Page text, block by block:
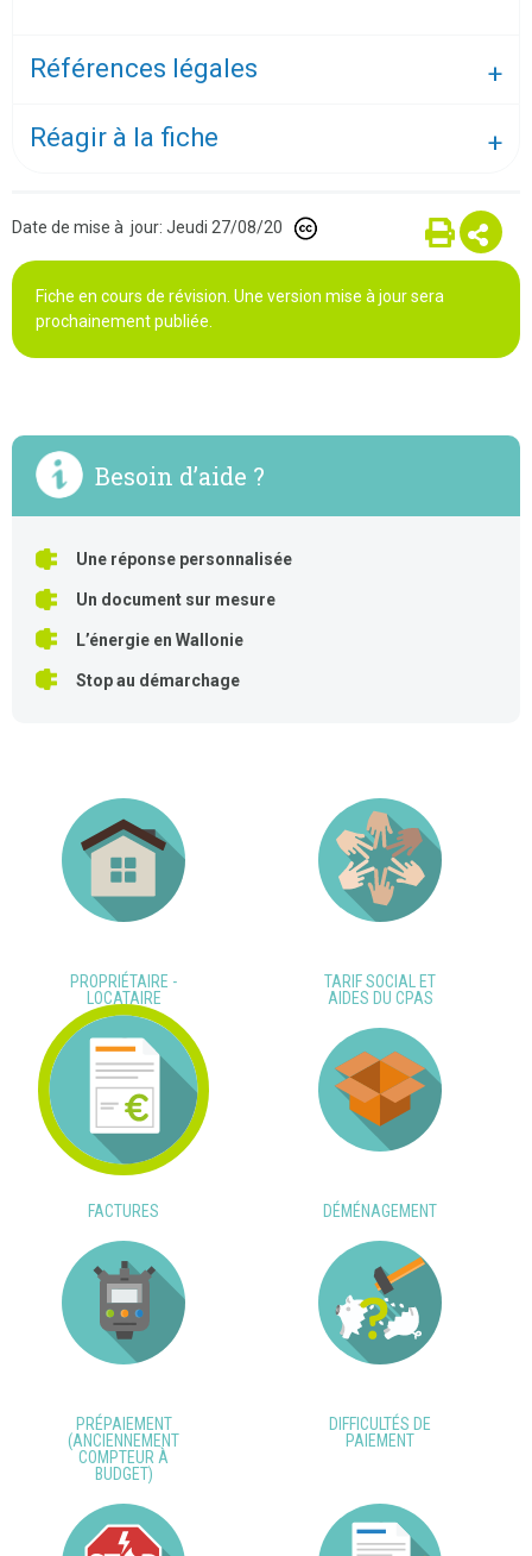
Références légales
Réagir à la fiche
Date de mise à jour: Jeudi 27/08/20
Fiche en cours de révision. Une version mise à jour sera
prochainement publiée.
Besoin d’aide ?
Une réponse personnalisée
Un document sur mesure
L’énergie en Wallonie
Stop au démarchage
PROPRIÉTAIRE -
LOCATAIRE
TARIF SOCIAL ET
AIDES DU CPAS
FACTURES DÉMÉNAGEMENT
PRÉPAIEMENT
(ANCIENNEMENT
COMPTEUR À
BUDGET)
DIFFICULTÉS DE
PAIEMENT